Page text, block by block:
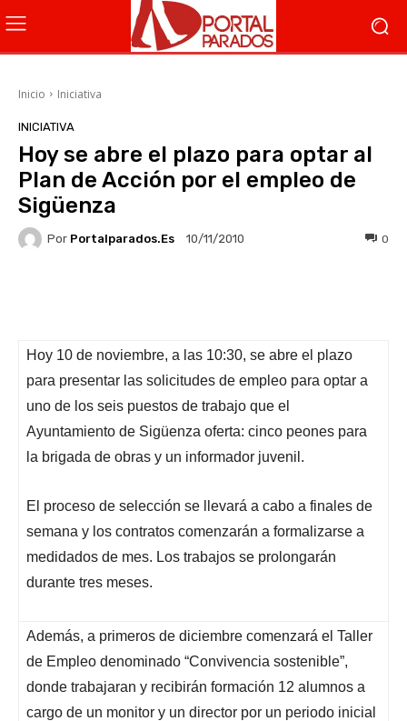
Inicio Iniciativa
INICIATIVA
Hoy se abre el plazo para optar al
Plan de Acción por el empleo de
Sigüenza
Por Portalparados.es 10/11/2010 0
Hoy 10 de noviembre, a las 10:30, se abre el plazo
para presentar las solicitudes de empleo para optar a
uno de los seis puestos de trabajo que el
Ayuntamiento de Sigüenza oferta: cinco peones para
la brigada de obras y un informador juvenil.
El proceso de selección se llevará a cabo a finales de
semana y los contratos comenzarán a formalizarse a
medidados de mes. Los trabajos se prolongarán
durante tres meses.
Además, a primeros de diciembre comenzará el Taller
de Empleo denominado “Convivencia sostenible”,
donde trabajaran y recibirán formación 12 alumnos a
cargo de un monitor y un director por un periodo inicial